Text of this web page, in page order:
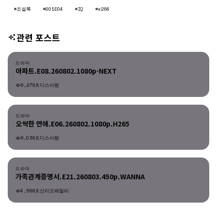
#조설록
#S01E04 #IQ #x264
관련 포스트
드라마
드라마
아파트.E08.260802.1080p-NEXT
6,279 디스사랑
드라마
드라마
오싹한 연애.E06.260802.1080p.H265
6,036 디스사랑
드라마
드라마
가족관계증명서.E21.260803.450p.WANNA
4,588 산리오패밀리